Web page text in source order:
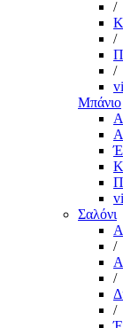
/
/
/
Μπάνιο
Σαλόνι
/
/
/